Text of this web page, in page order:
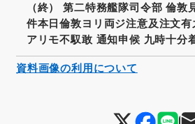
（終） 第二特務艦隊司令部 倫敦
件本日倫敦ヨリ両ジ注意及注文
アリモ不馭敢 通知申候 九時十分
資料画像の利用について